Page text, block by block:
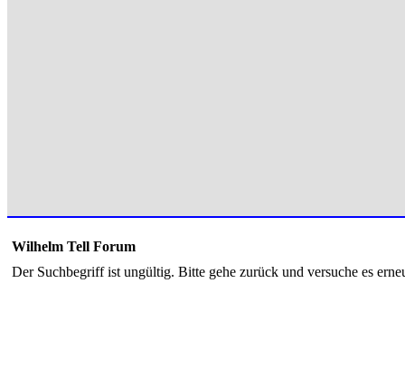
Wilhelm Tell Forum
Der Suchbegriff ist ungültig. Bitte gehe zurück und versuche es